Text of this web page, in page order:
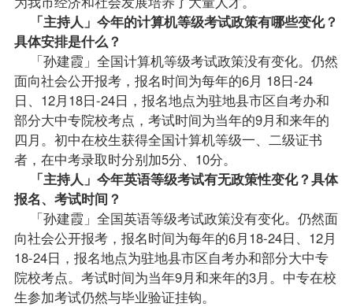
「主持人」今年的计算机等级考试政策有哪些变化？
具体安排是什么？
「孙建霞」全国计算机等级考试政策没有变化。仍然
面向社会公开报考，报名时间为每年的6月 18日-24
日、12月18日-24日，报名地点为驻地县市区自考办和
部分大中专院校考点，考试时间为当年的9月和来年的
四月。初中在校生获得全国计算机等级一、二级证书
者，在中考录取时分别加5分、10分。
「主持人」今年英语等级考试有无政策性变化？具体
报名、考试时间？
「孙建霞」全国英语等级考试政策没有变化。仍然面
向社会公开报考，报名时间为每年的6月18-24日、12月
18-24日，报名地点为驻地县市区自考办和部分大中专
院校考点。考试时间为当年9月和来年的3月。中专在校
生参加考试仍然与毕业验证挂钩。